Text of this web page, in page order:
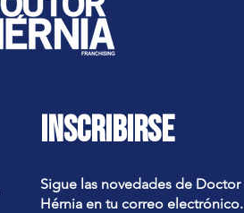
INSCRIBIRSE
Sigue las novedades de Doctor
Hérnia en tu correo electrónico.